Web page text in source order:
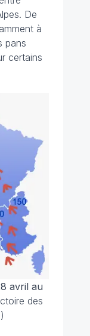
De
à
pans
certains
avril au
des